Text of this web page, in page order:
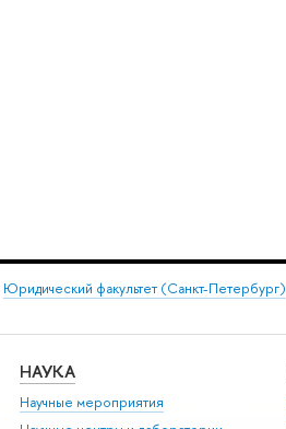
Юридический факультет (Санкт-Петербург)
НАУКА
Научные мероприятия